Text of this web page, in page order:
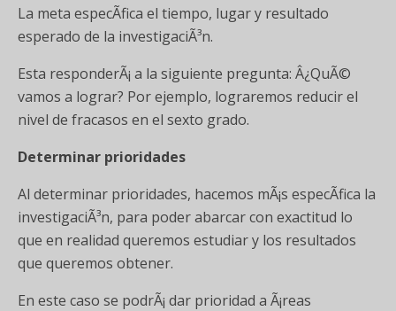
La meta especÃ­fica el tiempo, lugar y resultado
esperado de la investigaciÃ³n.
Esta responderÃ¡ a la siguiente pregunta: Â¿QuÃ©
vamos a lograr? Por ejemplo, lograremos reducir el
nivel de fracasos en el sexto grado.
Determinar prioridades
Al determinar prioridades, hacemos mÃ¡s especÃ­fica la
investigaciÃ³n, para poder abarcar con exactitud lo
que en realidad queremos estudiar y los resultados
que queremos obtener.
En este caso se podrÃ¡ dar prioridad a Ã¡reas